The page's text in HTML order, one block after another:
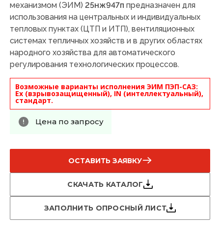
механизмом (ЭИМ) 25нж947п предназначен для
использования на центральных и индивидуальных
тепловых пунктах (ЦТП и ИТП), вентиляционных
системах тепличных хозяйств и в других областях
народного хозяйства для автоматического
регулирования технологических процессов.
Возможные варианты исполнения ЭИМ ПЭП-САЗ:
Ex (взрывозащищенный), IN (интеллектуальный),
стандарт.
Цена по запросу
ОСТАВИТЬ ЗАЯВКУ
СКАЧАТЬ КАТАЛОГ
ЗАПОЛНИТЬ ОПРОСНЫЙ ЛИСТ